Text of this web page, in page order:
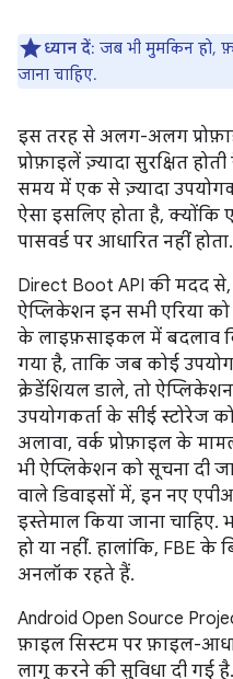
ध्यान दें: जब भी मुमकिन हो,
जाना चाहिए.
इस तरह से अलग-अलग
प्रोफ़ाइलें ज़्यादा सुरक्षित
समय में एक से ज़्यादा
ऐसा इसलिए होता है, क्योंकि
पासवर्ड पर आधारित नहीं होता.
Direct Boot API की मदद से,
ऐप्लिकेशन इन सभी एरिया
के लाइफ़साइकल में बदलाव
गया है, ताकि जब कोई
क्रेडेंशियल डाले, तो
उपयोगकर्ता के सीई स्टोरेज
अलावा, वर्क प्रोफ़ाइल के
भी ऐप्लिकेशन को सूचना दी
वाले डिवाइसों में, इन नए
इस्तेमाल किया जाना चाहिए.
हो या नहीं. हालांकि, FBE के
अनलॉक रहते हैं.
Android Open Source
फ़ाइल सिस्टम पर फ़ाइल-
लागू करने की सुविधा दी गई